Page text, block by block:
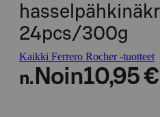
24pcs/300g
Kaikki Ferrero Rocher -tuotteet
n. Noin10,95 €